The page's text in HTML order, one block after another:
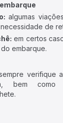
algumas
de
em certos
embarque.
verifique
bem como